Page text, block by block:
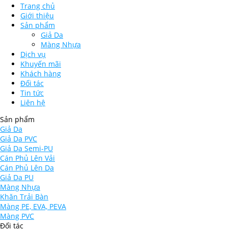
Trang chủ
Giới thiệu
Sản phẩm
Giả Da
Màng Nhựa
Dịch vụ
Khuyến mãi
Khách hàng
Đối tác
Tin tức
Liên hệ
Sản phẩm
Giả Da
Giả Da PVC
Giả Da Semi-PU
Cán Phủ Lên Vải
Cán Phủ Lên Da
Giả Da PU
Màng Nhựa
Khăn Trải Bàn
Màng PE, EVA, PEVA
Màng PVC
Đối tác